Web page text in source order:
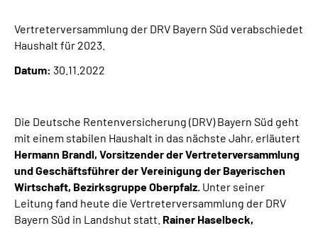
Inhalte in Gebärdensprache (DGS)
Leichte Sprache
Suche
Vertreterversammlung der DRV Bayern Süd verabschiedet
Haushalt für 2023.
Datum: 30.11.2022
Die Deutsche Rentenversicherung (DRV) Bayern Süd geht
mit einem stabilen Haushalt in das nächste Jahr, erläutert
Hermann Brandl, Vorsitzender der Vertreterversammlung
und Geschäftsführer der Vereinigung der Bayerischen
Wirtschaft, Bezirksgruppe Oberpfalz. Unter seiner
Leitung fand heute die Vertreterversammlung der DRV
Bayern Süd in Landshut statt. Rainer Haselbeck,